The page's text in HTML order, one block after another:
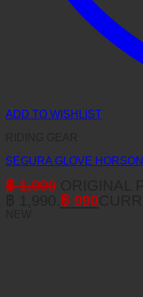
ADD TO WISHLIST
SEGURA GLOVE
฿1,990
฿ 990